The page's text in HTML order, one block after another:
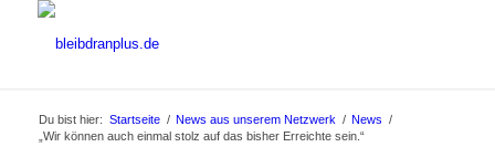
Du bist hier: Startseite / News aus unserem Netzwerk / News /
„Wir können auch einmal stolz auf das bisher Erreichte sein.“